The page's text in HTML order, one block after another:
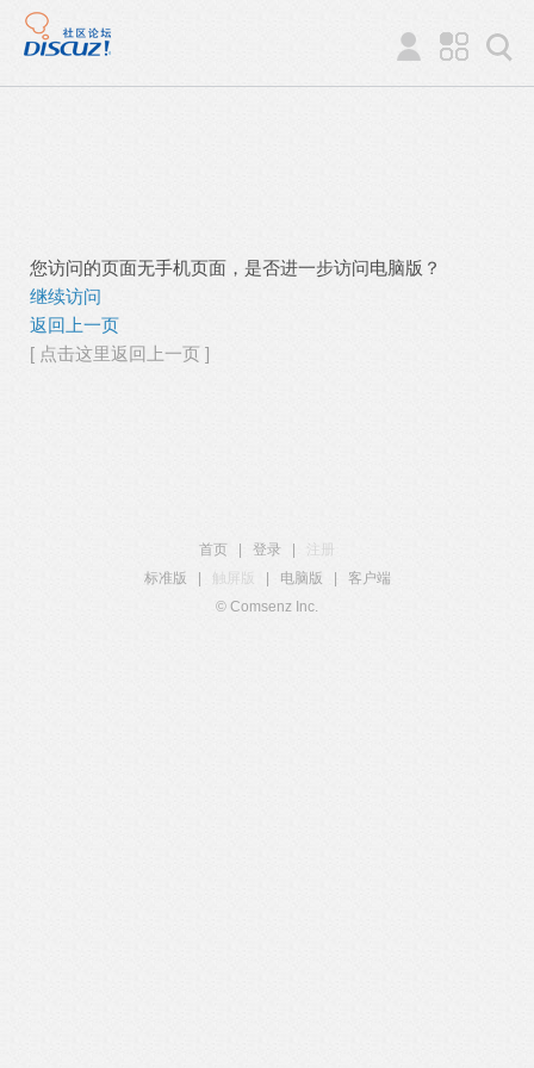
您访问的页面无手机页面，是否进一步访问电脑版？
继续访问
返回上一页
[ 点击这里返回上一页 ]
首页 登录
注册
标准版
触屏版 电脑版
客户端
© Comsenz Inc.